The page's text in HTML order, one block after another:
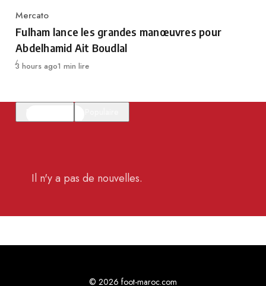
Category
Mercato
Fulham lance les grandes manœuvres pour
Abdelhamid Ait Boudlal
Publié
3 hours ago1 min lire
Il n'y a pas de nouvelles.
© 2026 foot-maroc.com